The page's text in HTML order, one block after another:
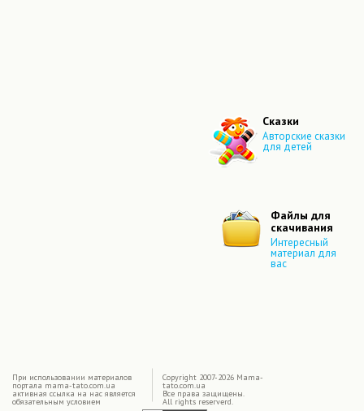
Сказки
Авторские сказки
для детей
Файлы для
скачивания
Интересный
материал для
вас
При использовании материалов
портала mama-tato.com.ua
активная ссылка на нас является
обязательным условием
Copyright 2007-2026 Mama-
tato.com.ua
Все права защищены.
All rights reserverd.